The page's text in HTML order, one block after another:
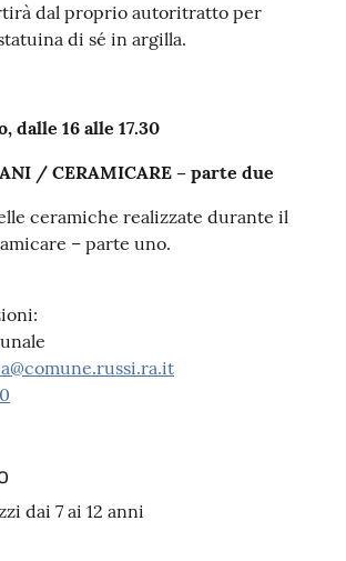
dal proprio autoritratto per
di sé in argilla.
dalle 16alle 17.30
/ CERAMICARE – parte due
ceramiche realizzate durante il
– parte uno.
dai 7 ai 12 anni